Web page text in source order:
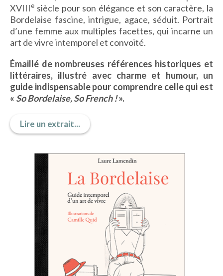
IMAGES D’ANTAN & 100% VINTAGE
HISTOIRE & PATRIMOINE
ART & CULTURE
TERRES D’OUTRE-MER
HISTOIRE & PATRIMOINE
PARCOURS DU PATRIMOINE
PHOTOGRAPHIE & TOURISME
LITTÉRATURE
HORS COLLECTION
ACTUALITÉS
XVIIIe siècle pour son élégance et son caractère, la
Bordelaise fascine, intrigue, agace, séduit. Portrait
d’une femme aux multiples facettes, qui incarne un
art de vivre intemporel et convoité.
Émaillé de nombreuses références historiques et
littéraires, illustré avec charme et humour, un
guide indispensable pour comprendre celle qui est
« So Bordelaise, So French !».
Lire un extrait...